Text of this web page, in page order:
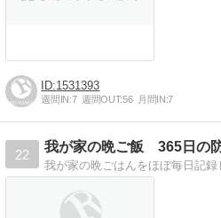
1531393
週間IN:7 週間OUT:56 月間IN:7
22
我が家の晩ご飯 365日の